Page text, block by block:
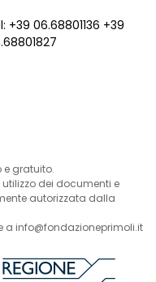
+39 06.68801136 +39
e gratuito.
dei documenti e
autorizzata dalla
a info@fondazioneprimoli.it